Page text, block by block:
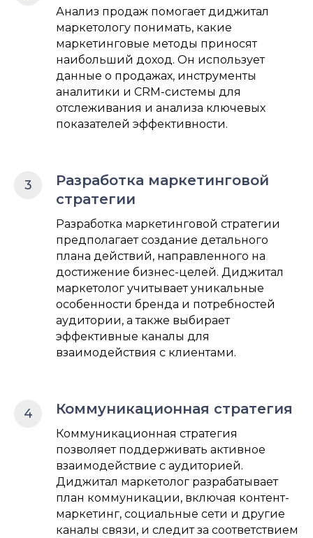
Анализ продаж помогает диджитал
маркетологу понимать, какие
маркетинговые методы приносят
наибольший доход. Он использует
данные о продажах, инструменты
аналитики и CRM-системы для
отслеживания и анализа ключевых
показателей эффективности.
Разработка маркетинговой
стратегии
Разработка маркетинговой стратегии
предполагает создание детального
плана действий, направленного на
достижение бизнес-целей. Диджитал
маркетолог учитывает уникальные
особенности бренда и потребностей
аудитории, а также выбирает
эффективные каналы для
взаимодействия с клиентами.
Коммуникационная стратегия
Коммуникационная стратегия
позволяет поддерживать активное
взаимодействие с аудиторией.
Диджитал маркетолог разрабатывает
план коммуникации, включая контент-
маркетинг, социальные сети и другие
каналы связи, и следит за соответствием